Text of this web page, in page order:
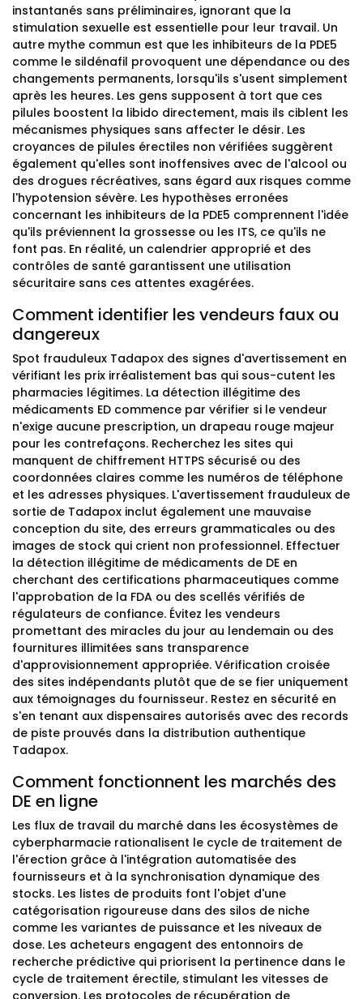
instantanés sans préliminaires, ignorant que la
stimulation sexuelle est essentielle pour leur travail. Un
autre mythe commun est que les inhibiteurs de la PDE5
comme le sildénafil provoquent une dépendance ou des
changements permanents, lorsqu'ils s'usent simplement
après les heures. Les gens supposent à tort que ces
pilules boostent la libido directement, mais ils ciblent les
mécanismes physiques sans affecter le désir. Les
croyances de pilules érectiles non vérifiées suggèrent
également qu'elles sont inoffensives avec de l'alcool ou
des drogues récréatives, sans égard aux risques comme
l'hypotension sévère. Les hypothèses erronées
concernant les inhibiteurs de la PDE5 comprennent l'idée
qu'ils préviennent la grossesse ou les ITS, ce qu'ils ne
font pas. En réalité, un calendrier approprié et des
contrôles de santé garantissent une utilisation
sécuritaire sans ces attentes exagérées.
Comment identifier les vendeurs faux ou
dangereux
Spot frauduleux Tadapox des signes d'avertissement en
vérifiant les prix irréalistement bas qui sous-cutent les
pharmacies légitimes. La détection illégitime des
médicaments ED commence par vérifier si le vendeur
n'exige aucune prescription, un drapeau rouge majeur
pour les contrefaçons. Recherchez les sites qui
manquent de chiffrement HTTPS sécurisé ou des
coordonnées claires comme les numéros de téléphone
et les adresses physiques. L'avertissement frauduleux de
sortie de Tadapox inclut également une mauvaise
conception du site, des erreurs grammaticales ou des
images de stock qui crient non professionnel. Effectuer
la détection illégitime de médicaments de DE en
cherchant des certifications pharmaceutiques comme
l'approbation de la FDA ou des scellés vérifiés de
régulateurs de confiance. Évitez les vendeurs
promettant des miracles du jour au lendemain ou des
fournitures illimitées sans transparence
d'approvisionnement appropriée. Vérification croisée
des sites indépendants plutôt que de se fier uniquement
aux témoignages du fournisseur. Restez en sécurité en
s'en tenant aux dispensaires autorisés avec des records
de piste prouvés dans la distribution authentique
Tadapox.
Comment fonctionnent les marchés des
DE en ligne
Les flux de travail du marché dans les écosystèmes de
cyberpharmacie rationalisent le cycle de traitement de
l'érection grâce à l'intégration automatisée des
fournisseurs et à la synchronisation dynamique des
stocks. Les listes de produits font l'objet d'une
catégorisation rigoureuse dans des silos de niche
comme les variantes de puissance et les niveaux de
dose. Les acheteurs engagent des entonnoirs de
recherche prédictive qui priorisent la pertinence dans le
cycle de traitement érectile, stimulant les vitesses de
conversion. Les protocoles de récupération de